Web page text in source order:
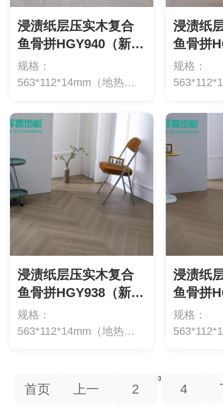
浸渍纸层压实木复合
鱼骨拼HGY940（新三
层）
规格：
563*112*14mm（地热专
浸渍纸
鱼骨拼
层）
规格：
浸渍纸层压实木复合
鱼骨拼HGY938（新三
层）
规格：
563*112*14mm（地热专
浸渍纸
鱼骨拼
层）
规格：
首页
上一
2
3
4